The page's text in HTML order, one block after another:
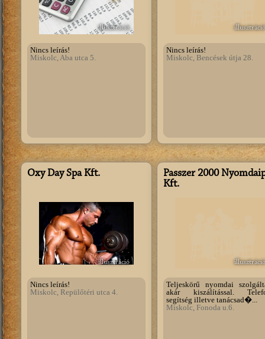
illusztráció
Nincs leírás!
Miskolc, Aba utca 5.
illusztráció
Nincs leírás!
Miskolc, Bencések útja 28.
Oxy Day Spa Kft.
illusztráció
Nincs leírás!
Miskolc, Repülőtéri utca 4.
Passzer 2000
Kft.
illusztráció
Teljeskörű nyomdai
akár kiszálítással.
segítség illetve tanácsad�...
Miskolc, Fonoda u.6.